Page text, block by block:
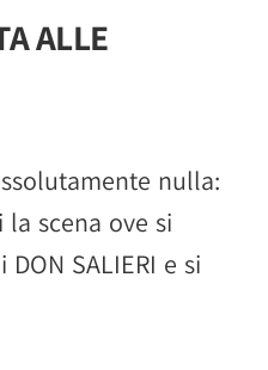
ALLE
nulla:
scena ove si
SALIERI e si